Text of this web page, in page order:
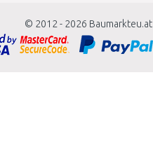
© 2012 - 2026 Baumarkteu.at